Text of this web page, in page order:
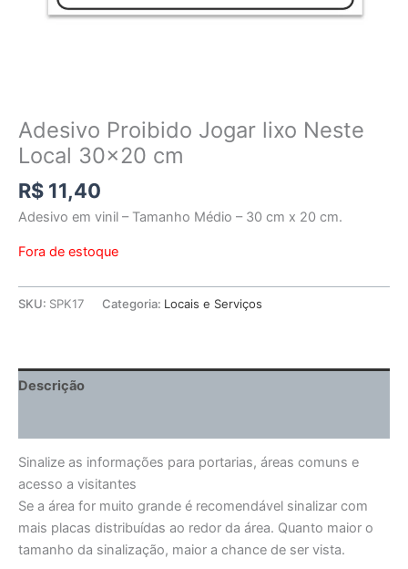
Adesivo Proibido Jogar lixo Neste
Local 30×20 cm
R$ 11,40
Adesivo em vinil – Tamanho Médio – 30 cm x 20 cm.
Fora de estoque
SKU: SPK17 Categoria: Locais e Serviços
Descrição
Sinalize as informações para portarias, áreas comuns e
acesso a visitantes
Se a área for muito grande é recomendável sinalizar com
mais placas distribuídas ao redor da área. Quanto maior o
tamanho da sinalização, maior a chance de ser vista.